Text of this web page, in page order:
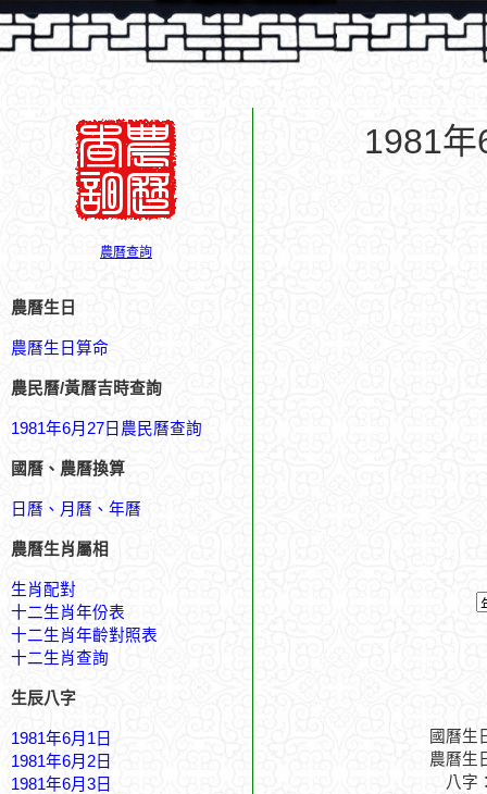
農曆查詢
農曆生日
農曆生日算命
農民曆/黃曆吉時查詢
1981年6月27日農民曆查詢
國曆、農曆換算
日曆、月曆、年曆
農曆生肖屬相
生肖配對
十二生肖年份表
十二生肖年齡對照表
十二生肖查詢
生辰八字
1981年6月1日
1981年6月2日
1981年6月3日
1981
國曆生
農曆生
八字